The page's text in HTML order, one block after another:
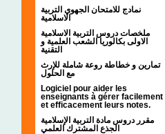
نمادج للامتحان الجهوي التربية
الاسلامية
ملخصات دروس التربية الاسلامية
الاولى بكالوريا الشعب العلمية و
التقنية
تمارين و خطاطة روعة شاملة للإرث
مع الحلول
Logiciel pour aider les
enseignants à gérer facilement
et efficacement leurs notes.
مقرر دروس مادة التربية الإسلامية
الجذع المشترك العلمي